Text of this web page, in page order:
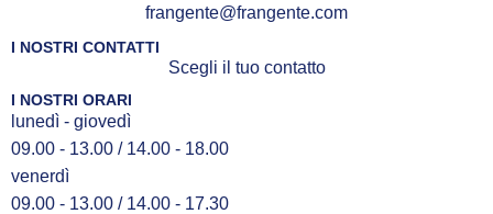
frangente@frangente.com
I NOSTRI CONTATTI
Scegli il tuo contatto
I NOSTRI ORARI
lunedì - giovedì
09.00 - 13.00 / 14.00 - 18.00
venerdì
09.00 - 13.00 / 14.00 - 17.30